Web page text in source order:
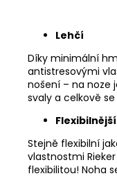
Lehčí
Díky minimální
antistresovými
nošení – na noze
svaly a celkově
Flexibilnější
Stejně flexibilní
vlastnostmi
flexibilitou! Noha